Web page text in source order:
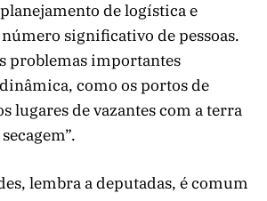
de logística e
significativo de pessoas.
problemas importantes
como os portos de
lugares de vazantes com a terra
lembra a deputadas, é comum